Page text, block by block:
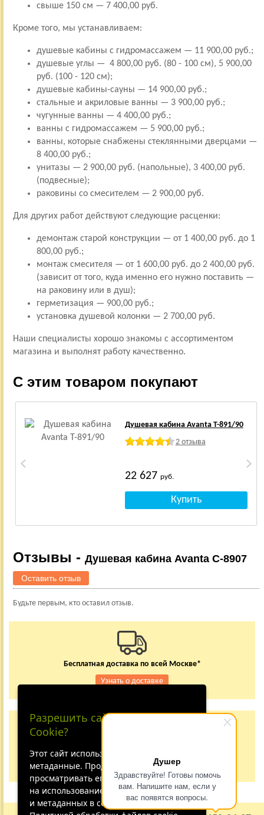
Душер
Здравствуйте! Готовы помочь
вам. Напишите нам, если у
вас появятся вопросы.
свыше 150 см — 7 400,00 руб.
Кроме того, мы устанавливаем:
душевые кабины с гидромассажем — 11 900,00 руб.;
душевые углы — 4 800,00 руб. (80 - 100 см), 5 900,00
руб. (100 - 120 см);
душевые кабины-сауны — 14 900,00 руб.;
стальные и акриловые ванны — 3 900,00 руб.;
чугунные ванны — 4 400,00 руб.;
ванны с гидромассажем — 5 900,00 руб.;
ванны, которые снабжены стеклянными дверцами —
8 400,00 руб.;
унитазы — 2 900,00 руб. (напольные), 3 400,00 руб.
(подвесные);
раковины со смесителем — 2 900,00 руб.
Для других работ действуют следующие расценки:
демонтаж старой конструкции — от 1 400,00 руб. до 1
800,00 руб.;
монтаж смесителя — от 1 600,00 руб. до 2 400,00 руб.
(зависит от того, куда именно его нужно поставить —
на раковину или в душ);
герметизация — 900,00 руб.;
установка душевой колонки — 2 700,00 руб.
Наши специалисты хорошо знакомы с ассортиментом
магазина и выполнят работу качественно.
С этим товаром покупают
Душевая кабина Avanta T-891/90
2 отзыва
22 627 руб.
Отзывы - Душевая кабина Avanta C-8907
Оставить отзыв
Будьте первым, кто оставил отзыв.
Бесплатная доставка по всей Москве*
Узнать о доставке
Заказывайте по телефону
Не дозвонились?
Разрешить сайту принимать
Cookie?
Этот сайт использует файлы cookie и
метаданные. Продолжая
просматривать его, вы соглашаетесь
на использование нами файлов cookie
и метаданных в соответствии с